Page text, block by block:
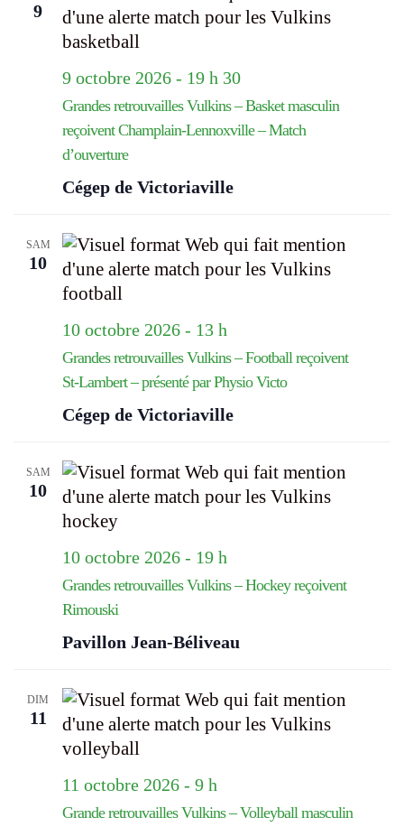
9
9 octobre 2026 - 19 h 30
Grandes retrouvailles Vulkins – Basket masculin
reçoivent Champlain-Lennoxville – Match
d’ouverture
Cégep de Victoriaville
SAM
10
10 octobre 2026 - 13 h
Grandes retrouvailles Vulkins – Football reçoivent
St-Lambert – présenté par Physio Victo
Cégep de Victoriaville
SAM
10
10 octobre 2026 - 19 h
Grandes retrouvailles Vulkins – Hockey reçoivent
Rimouski
Pavillon Jean-Béliveau
DIM
11
11 octobre 2026 - 9 h
Grande retrouvailles Vulkins – Volleyball masculin